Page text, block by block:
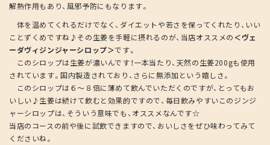
解熱作用もあり、風邪予防にもなります。
体を温めてくれるだけでなく、ダイエットや若さを保ってくれたり、いい
ことずくめですね♪その生姜を手軽に摂れるのが、当店オススメの＜ヴェ
ーダヴィジンジャーシロップ＞です。
このシロップは生姜が濃いんです！一本当たり、天然の生姜200gも使用
されています。国内製造されており、さらに無添加という嬉しさ。
このシロップは６～８倍に薄めて飲んでいただくのですが、とってもお
いしい♪生姜は続けて飲むと効果的ですので、毎日飲みやすいこのジンジ
ャーシロップは、そういう意味でも、オススメなんです☆
当店のコースの前や後に試飲できますので、おいしさをぜひ味わってみて
くださいね。